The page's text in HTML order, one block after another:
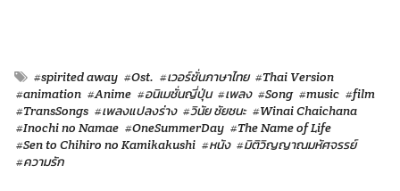
#spirited away #Ost. #เวอร์ชั่นภาษาไทย #Thai Version
#animation #Anime #อนิเมชั่นญี่ปุ่น #เพลง #Song #music #film
#TransSongs #เพลงแปลงร่าง #วินัย ชัยชนะ #Winai Chaichana
#Inochi no Namae #OneSummerDay #The Name of Life
#Sen to Chihiro no Kamikakushi #หนัง #มิติวิญญาณมหัศจรรย์
#ความรัก